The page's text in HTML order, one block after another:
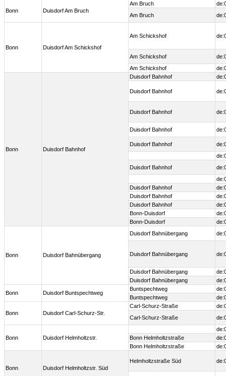
Bonn Duisdorf Am Bruch
Am Bruch
Am Bruch
Bonn Duisdorf Am Schickshof
Am Schickshof
Am Schickshof
Am Schickshof
Bonn Duisdorf Bahnhof
Duisdorf Bahnhof
Duisdorf Bahnhof
Duisdorf Bahnhof
Duisdorf Bahnhof
Duisdorf Bahnhof
Duisdorf Bahnhof
Duisdorf Bahnhof
Duisdorf Bahnhof
Duisdorf Bahnhof
Bonn-Duisdorf
Bonn-Duisdorf
Bonn Duisdorf Bahnübergang
Duisdorf Bahnübergang
Duisdorf Bahnübergang
Duisdorf Bahnübergang
Duisdorf Bahnübergang
Bonn Duisdorf Buntspechtweg
Buntspechtweg
Buntspechtweg
Bonn Duisdorf Carl-Schurz-Str.
Carl-Schurz-Straße
Carl-Schurz-Straße
Bonn Duisdorf Helmholtzstr.
Bonn Helmholtzstraße
Bonn Helmholtzstraße
Bonn Duisdorf Helmholtzstr. Süd
Helmholtzstraße Süd